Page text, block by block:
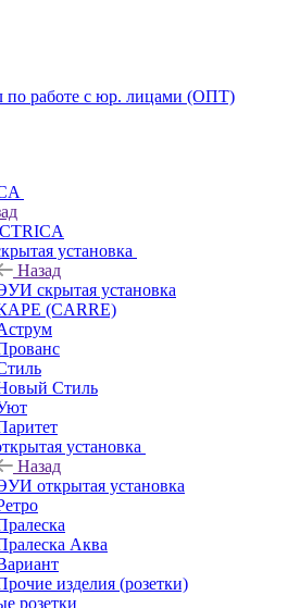
по работе с юр. лицами (ОПТ)
установка
Назад
скрытая установка
(CARRE)
Стиль
установка
Назад
открытая установка
Аква
изделия (розетки)
розетки